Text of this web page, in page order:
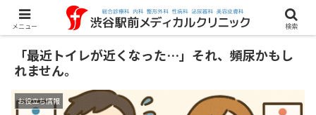
「最近トイレが近くなった…」それ、頻尿かもし
れません。
お役立ち情報
メニュー 検索